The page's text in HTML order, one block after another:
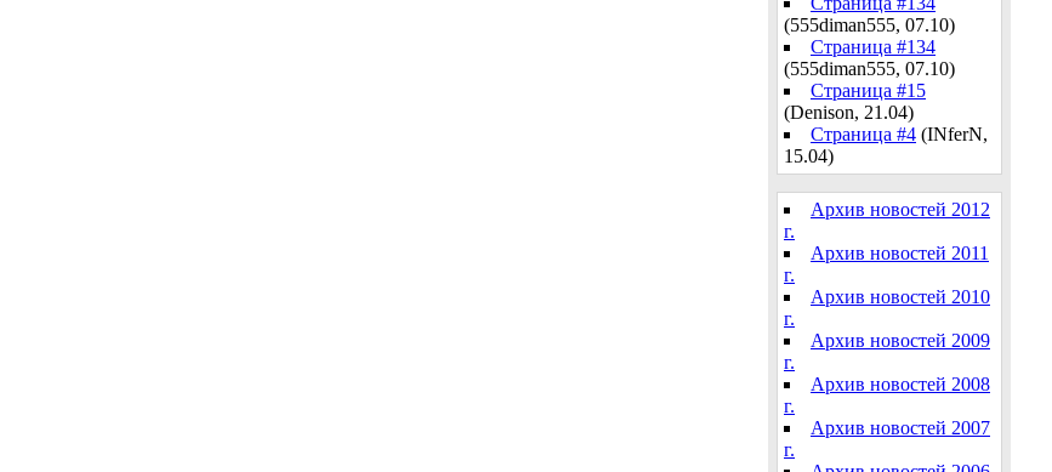
(555diman555, 07.10)
Страница #134
(555diman555, 07.10)
Страница #15
(Denison, 21.04)
Страница #4 (INferN,
15.04)
Архив новостей 2012
г.
Архив новостей 2011
г.
Архив новостей 2010
г.
Архив новостей 2009
г.
Архив новостей 2008
г.
Архив новостей 2007
г.